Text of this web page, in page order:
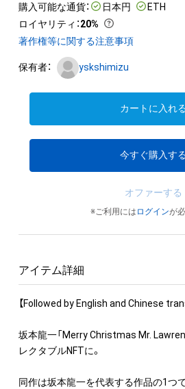
購入可能な通貨： 日本円
ETH
ロイヤリティ ：20%
著作権等に関する注意事項
保有者： yskshimizu
カートに入れ
今すぐ購入す
オファーする
※ご利用には ログインが
アイテム詳細
【Followed by English and Chinese
坂本龍一「Merry Christmas Mr.
レクタブルNFTに。
同作は坂本龍一を代表する作品の1つ